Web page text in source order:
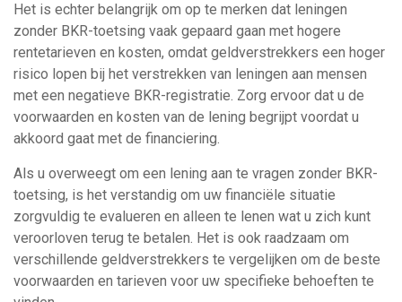
Het is echter belangrijk om op te merken dat leningen
zonder BKR-toetsing vaak gepaard gaan met hogere
rentetarieven en kosten, omdat geldverstrekkers een hoger
risico lopen bij het verstrekken van leningen aan mensen
met een negatieve BKR-registratie. Zorg ervoor dat u de
voorwaarden en kosten van de lening begrijpt voordat u
akkoord gaat met de financiering.
Als u overweegt om een lening aan te vragen zonder BKR-
toetsing, is het verstandig om uw financiële situatie
zorgvuldig te evalueren en alleen te lenen wat u zich kunt
veroorloven terug te betalen. Het is ook raadzaam om
verschillende geldverstrekkers te vergelijken om de beste
voorwaarden en tarieven voor uw specifieke behoeften te